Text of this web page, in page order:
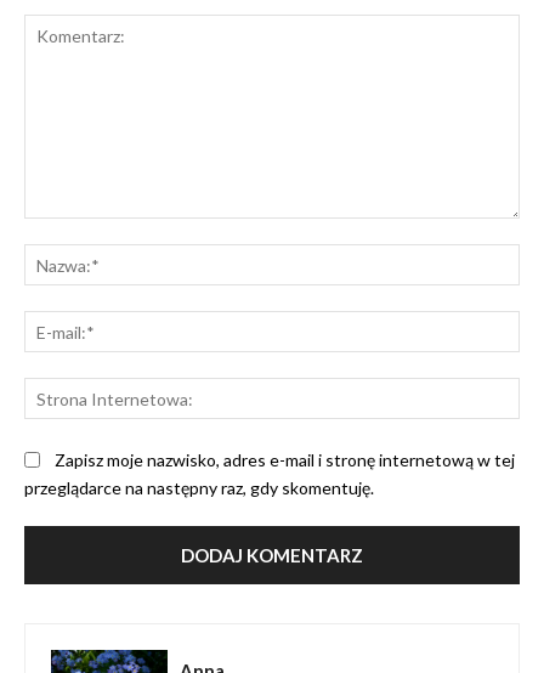
Zapisz moje nazwisko, adres e-mail i stronę internetową w tej
przeglądarce na następny raz, gdy skomentuję.